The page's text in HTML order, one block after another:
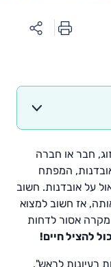
חבר או חברה
המפתח
על אובדנות. חשוב
אז חשוב למצוא
אסור לדחות
להציל חיים!
רעיונות לראש",